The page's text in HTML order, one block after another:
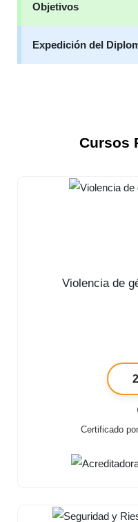
Objetivos
Expedición del
Cursos
Violencia de
Certificado